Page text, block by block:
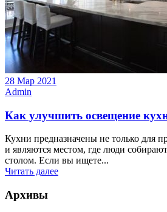
28 Мар 2021
Admin
Как улучшить освещение
Кухни предназначены не только для
и являются местом, где люди
столом. Если вы ищете...
Читать далее
Архивы